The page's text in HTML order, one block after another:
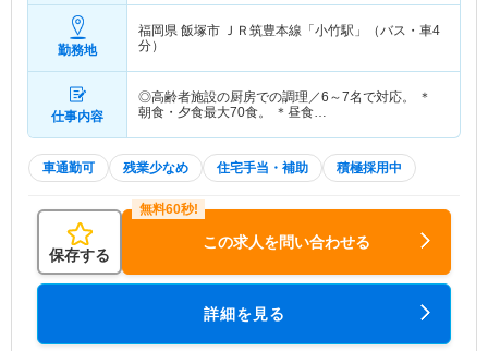
勤務地
福岡県 飯塚市
ＪＲ筑豊本線「小竹駅」（バス・車4
分）
仕事内容
◎高齢者施設の厨房での調理／6～7名で対応。 ＊
朝食・夕食最大70食。 ＊昼食…
車通勤可 残業少なめ 住宅手当・補助 積極採用中
保存する
この求人を問い合わせる
詳細を見る